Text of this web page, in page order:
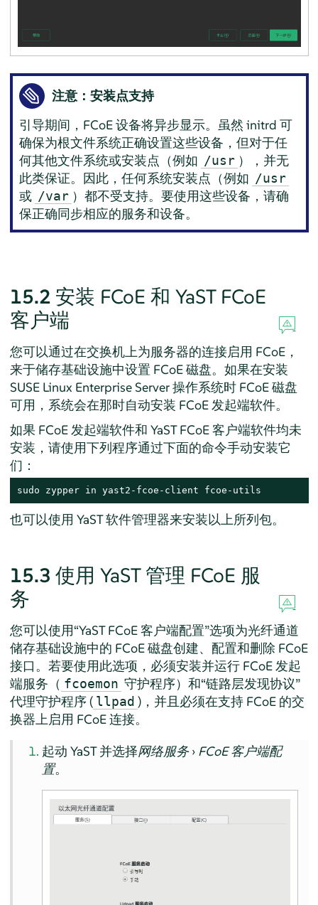
注意：安装点支持
引导期间，FCoE 设备将异步显示。虽然 initrd 可
确保为根文件系统正确设置这些设备，但对于任
何其他文件系统或安装点（例如 /usr ），并无
此类保证。因此，任何系统安装点（例如 /usr
或 /var ）都不受支持。要使用这些设备，请确
保正确同步相应的服务和设备。
15.2 安装 FCoE 和 YaST FCoE
客户端
您可以通过在交换机上为服务器的连接启用 FCoE，
来于储存基础设施中设置 FCoE 磁盘。如果在安装
SUSE Linux Enterprise Server操作系统时 FCoE 磁盘
可用，系统会在那时自动安装 FCoE 发起端软件。
如果 FCoE 发起端软件和 YaST FCoE 客户端软件均未
安装，请使用下列程序通过下面的命令手动安装它
们：
sudo zypper in yast2-fcoe-client fcoe-utils
也可以使用 YaST 软件管理器来安装以上所列包。
15.3 使用 YaST 管理 FCoE 服
务
您可以使用“YaST FCoE 客户端配置”选项为光纤通道
储存基础设施中的 FCoE 磁盘创建、配置和删除 FCoE
接口。若要使用此选项，必须安装并运行 FCoE 发起
端服务（ fcoemon 守护程序）和“链路层发现协议”
代理守护程序 ( llpad )，并且必须在支持 FCoE 的交
换器上启用 FCoE 连接。
起动 YaST 并选择网络服务› FCoE 客户端配
置。